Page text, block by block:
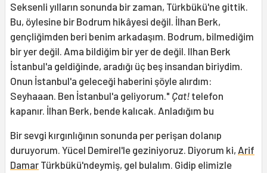
Seksenli yılların sonunda bir zaman, Türkbükü'ne gittik.
Bu, öylesine bir Bodrum hikâyesi değil. İlhan Berk,
gençliğimden beri benim arkadaşım. Bodrum, bilmediğim
bir yer değil. Ama bildiğim bir yer de değil. Ilhan Berk
İstanbul'a geldiğinde, aradığı üç beş insandan biriydim.
Onun İstanbul'a geleceği haberini şöyle alırdım:
Seyhaaan. Ben İstanbul'a geliyorum." Çat! telefon
kapanır. İlhan Berk, bende kalıcak. Anladığım bu
Bir sevgi kırgınlığının sonunda per perişan dolanıp
duruyorum. Yücel Demirel'le geziniyoruz. Diyorum ki, Arif
Damar Türkbükü'ndeymiş, gel bulalım. Gidip elimizle